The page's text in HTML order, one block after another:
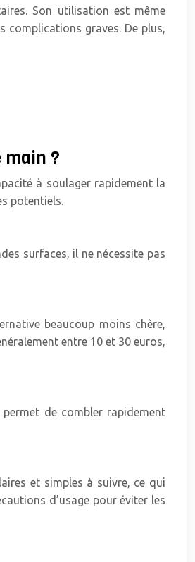
Son utilisation est même
complications graves. De plus,
?
à soulager rapidement la
potentiels.
surfaces, il ne nécessite pas
beaucoup moins chère,
entre 10 et 30 euros,
de combler rapidement
et simples à suivre, ce qui
d’usage pour éviter les